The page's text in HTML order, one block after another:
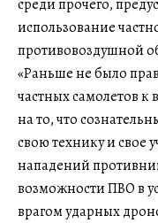
среди прочего,
использование
противовоздушной
«Раньше не было
частных самолетов
на то, что
свою технику и свое
нападений
возможности ПВО в
врагом ударных